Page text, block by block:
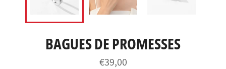
BAGUES DE PROMESSES
Prix
€39,00